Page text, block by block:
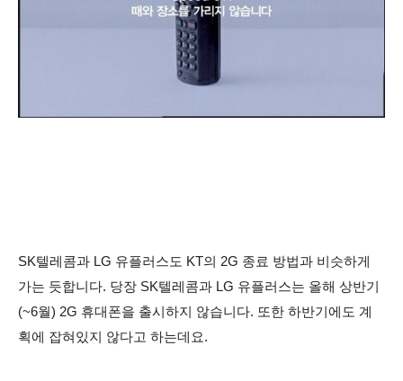
SK텔레콤과 LG 유플러스도 KT의 2G 종료 방법과 비슷하게
가는 듯합니다. 당장 SK텔레콤과 LG 유플러스는 올해 상반기
(~6월) 2G 휴대폰을 출시하지 않습니다. 또한 하반기에도 계
획에 잡혀있지 않다고 하는데요.